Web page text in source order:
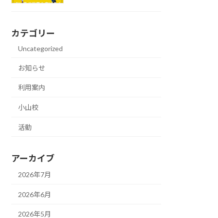
カテゴリー
Uncategorized
お知らせ
利用案内
小山校
活動
アーカイブ
2026年7月
2026年6月
2026年5月